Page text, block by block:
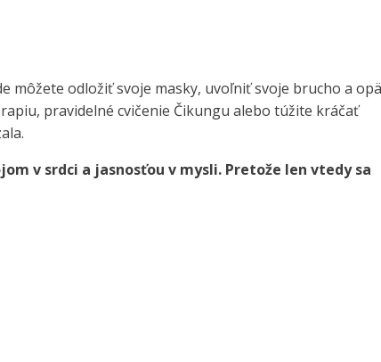
môžete odložiť svoje masky, uvoľniť svoje brucho a
pravidelné cvičenie Čikungu alebo túžite kráčať
v srdci a jasnosťou v mysli. Pretože len vtedy sa